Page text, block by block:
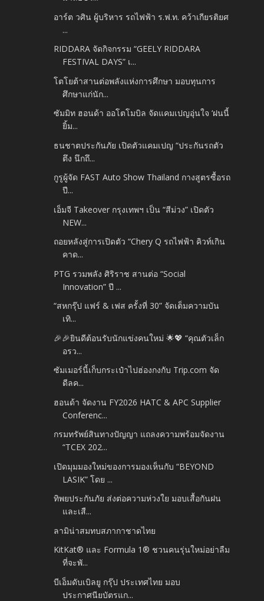
อาร์ต วศิน ผู้บริหาร รถไฟฟ้า ร.ฟ.ท. คว้าเกียรติยศ
...
RIDDARA จัดกิจกรรม “GEELY RIDDARA
FESTIVAL DAYS” เ...
โตโยต้าสานต่อพลังแห่งการศึกษา มอบทุนการ
ศึกษาแก่นัก...
ซัมมิท ฮอนด้า ออโตโมบิล จัดแคมเปญอุ่นใจ ‘ฝนนี้
ยิ้ม...
ธนชาตประกันภัย เปิดตัวแคมเปญ “ประกันรถตัว
ตึง นึกถึ...
กูรูผู้จัด FAST Auto Show Thailand กางสูตรซื้อรถ
ปี...
เอ็มจี Takeover กรุงเทพฯ เป็น “สีม่วง” เปิดตัว
NEW...
ถอยหลังสู่การเปิดตัว “Chery Q รถไฟฟ้า คิวท์เกิน
คาด...
PTG รวมพลัง ศิริราช สานต่อ “Social
Innovation” ปี ...
“สหกรุ๊ป แฟร์ & เฟส ครั้งที่ 30” จัดเต็มความบัน
เทิ...
🎉🎉ยินดีต้อนรับนักแข่งคนใหม่ 🌟💖 “คุณตัวเล็ก
อรว...
ซัมเมอร์นี้เก็บกระเป๋าไปฮ่องกงกับ Trip.com จัด
ดีลค...
ฮอนด้า จัดงาน FY2026 HATC & APC Supplier
Conferenc...
กรมทรัพย์สินทางปัญญา แถลงความพร้อมจัดงาน
“TCEX 202...
เปิดมุมมองใหม่ของการมองเห็นกับ “BEYOND
LASIK” โดย ...
ทิพยประกันภัย ส่งต่อความห่วงใย มอบเสื้อกันฝน
และเสื...
ลามิน่าสมทบสภากาชาดไทย
KitKat® และ Formula 1® ชวนคนรุ่นใหม่อย่าลืม
ที่จะพั...
บีเอ็มดับเบิลยู กรุ๊ป ประเทศไทย มอบ
ประกาศนียบัตรแก...